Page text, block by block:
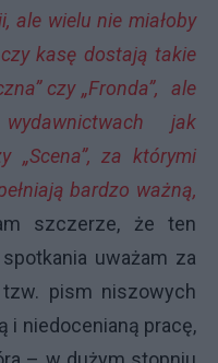
ale wielu nie miałoby
kasę dostają takie
czy „Fronda”, ale
jak
„Scena”, za którymi
bardzo ważną,
szczerze, że ten
uważam za
pism niszowych
i niedocenianą pracę,